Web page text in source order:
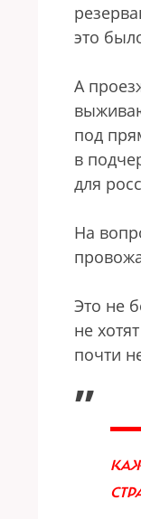
это
А
под
в
для
На
Это не
не
почти
„